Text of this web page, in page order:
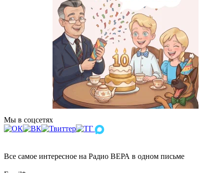
Мы в соцсетях
Все самое интересное на Радио ВЕРА в одном письме